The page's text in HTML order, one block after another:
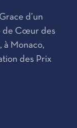
d’un
de Cœur des
à Monaco,
des Prix